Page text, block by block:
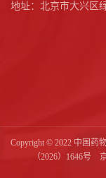
地址：北京市大兴区
Copyright © 2022 中国药
（2026）1646号